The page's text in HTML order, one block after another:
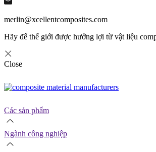
merlin@xcellentcomposites.com
Hãy để thế giới được hưởng lợi từ vật liệu
Close
Các sản phẩm
Ngành công nghiệp